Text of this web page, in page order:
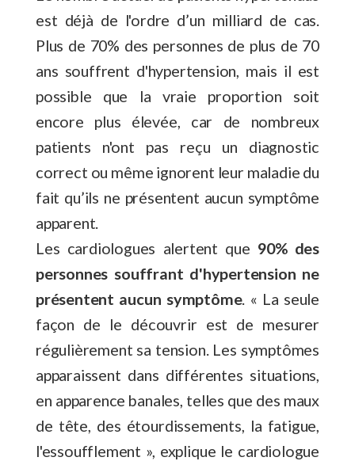
est déjà de l'ordre d’un milliard de cas.
Plus de 70% des personnes de plus de 70
ans souffrent d'hypertension, mais il est
possible que la vraie proportion soit
encore plus élevée, car de nombreux
patients n'ont pas reçu un diagnostic
correct ou même ignorent leur maladie du
fait qu’ils ne présentent aucun symptôme
apparent.
Les cardiologues alertent que 90% des
personnes souffrant d'hypertension ne
présentent aucun symptôme. « La seule
façon de le découvrir est de mesurer
régulièrement sa tension. Les symptômes
apparaissent dans différentes situations,
en apparence banales, telles que des maux
de tête, des étourdissements, la fatigue,
l'essoufflement », explique le cardiologue